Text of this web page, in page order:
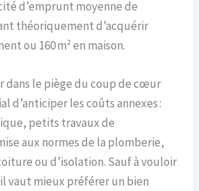
d’emprunt moyenne de
théoriquement d’acquérir
ou 160 m² en maison.
dans le piège du coup de cœur
d’anticiper les coûts annexes :
petits travaux de
aux normes de la plomberie,
ou d’isolation. Sauf à vouloir
vaut mieux préférer un bien